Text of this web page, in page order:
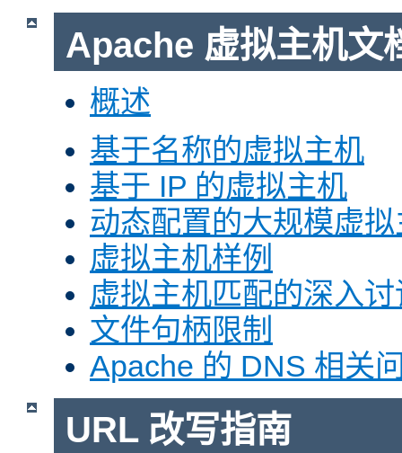
Apache 虚拟主机文
概述
基于名称的虚拟主机
基于 IP 的虚拟主机
动态配置的大规模虚
虚拟主机样例
虚拟主机匹配的深入讨
文件句柄限制
Apache 的 DNS 相关
URL 改写指南